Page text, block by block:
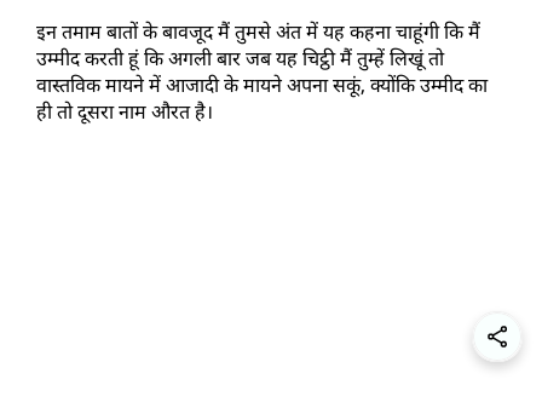
इन तमाम बातों के बावजूद मैं तुमसे अंत में यह कहना चाहूंगी कि मैं
उम्मीद करती हूं कि अगली बार जब यह चिट्ठी मैं तुम्हें लिखूं तो
वास्तविक मायने में आजादी के मायने अपना सकूं, क्योंकि उम्मीद का
ही तो दूसरा नाम औरत है।